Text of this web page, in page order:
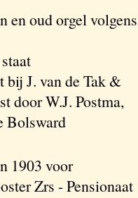
en oud orgel volgens
bij J. van de Tak &
door W.J. Postma,
Bolsward
1903 voor
Zrs - Pensionaat